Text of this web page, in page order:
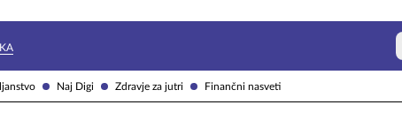
Naj Digi Zdravje za jutri Finančni nasveti